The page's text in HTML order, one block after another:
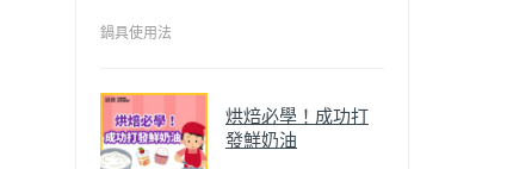
的問題後，就深受普羅大眾的喜愛，而鍋
金鑽不沾系列的鍋具，更年年穩居銷售排
行榜的前幾名。然而如何用得正確、用得
久，本文歸納出10點小撇步，立馬告訴
您！
鍋具使用法
烘焙必學！成功打
發鮮奶油